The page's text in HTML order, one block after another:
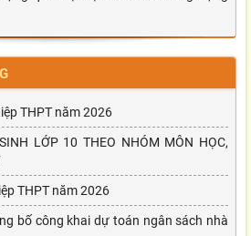
THPT năm 2026
LỚP 10 THEO NHÓM MÔN HỌC,
THPT năm 2026
bố công khai dự toán ngân sách nhà